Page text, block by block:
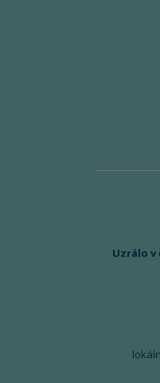
Uzrálo v